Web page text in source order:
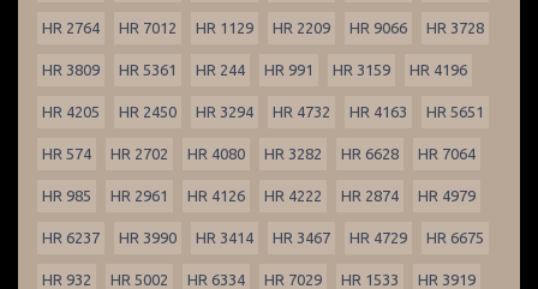
HR 2764 HR 7012 HR 1129 HR 2209 HR 9066 HR 3728
HR 3809 HR 5361 HR 244 HR 991 HR 3159 HR 4196
HR 4205 HR 2450 HR 3294 HR 4732 HR 4163 HR 5651
HR 574 HR 2702 HR 4080 HR 3282 HR 6628 HR 7064
HR 985 HR 2961 HR 4126 HR 4222 HR 2874 HR 4979
HR 6237 HR 3990 HR 3414 HR 3467 HR 4729 HR 6675
HR 932 HR 5002 HR 6334 HR 7029 HR 1533 HR 3919